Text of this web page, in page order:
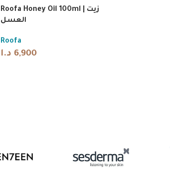
Roofa Honey Oil 100ml | زيت
العسل
Roofa
6,900 د.ا